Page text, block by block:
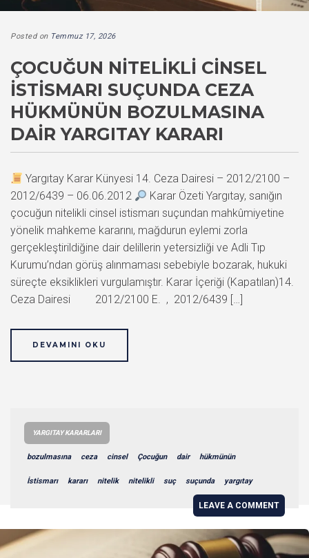
Posted on Temmuz 17, 2026
ÇOCUĞUN NITELIKLI CINSEL
İSTISMARI SUÇUNDA CEZA
HÜKMÜNÜN BOZULMASINA
DAIR YARGITAY KARARI
Yargıtay Karar Künyesi 14. Ceza Dairesi – 2012/2100 –
2012/6439 – 06.06.2012
Karar Özeti Yargıtay, sanığın
çocuğun nitelikli cinsel istismarı suçundan mahkûmiyetine
yönelik mahkeme kararını, mağdurun eylemi zorla
gerçekleştirildiğine dair delillerin yetersizliği ve Adli Tıp
Kurumu’ndan görüş alınmaması sebebiyle bozarak, hukuki
süreçte eksiklikleri vurgulamıştır. Karar İçeriği (Kapatılan)14.
Ceza Dairesi 2012/2100 E. , 2012/6439 […]
DEVAMINI OKU
YARGITAY KARARLARI
bozulmasına ceza cinsel Çocuğun dair hükmünün
İstismarı kararı nitelik nitelikli suç suçunda yargıtay
LEAVE A COMMENT